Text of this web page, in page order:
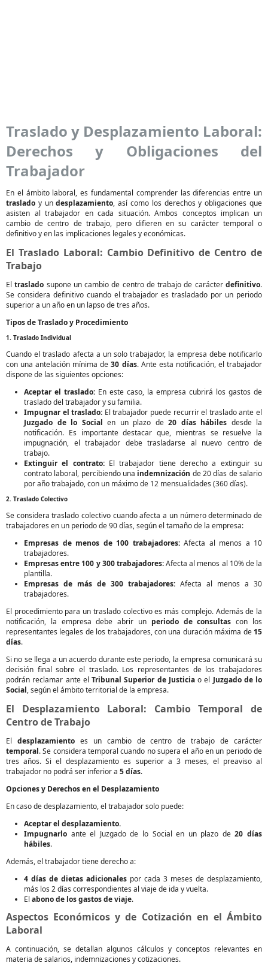
Traslado y Desplazamiento Laboral:
Derechos y Obligaciones del
Trabajador
En el ámbito laboral, es fundamental comprender las diferencias entre un
traslado y undesplazamiento, así como los derechos y obligaciones que
asisten al trabajador en cada situación. Ambos conceptos implican un
cambio de centro de trabajo, pero difieren en su carácter temporal o
definitivo y en las implicaciones legales y económicas.
El Traslado Laboral: Cambio Definitivo de Centro de
Trabajo
Eltraslado supone un cambio de centro de trabajo de carácterdefinitivo.
Se considera definitivo cuando el trabajador es trasladado por un periodo
superior a un año en un lapso de tres años.
Tipos de Traslado y Procedimiento
1. Traslado Individual
Cuando el traslado afecta a un solo trabajador, la empresa debe notificarlo
con una antelación mínima de30 días. Ante esta notificación, el trabajador
dispone de las siguientes opciones:
Aceptar el traslado: En este caso, la empresa cubrirá los gastos de
traslado del trabajador y su familia.
Impugnar el traslado: El trabajador puede recurrir el traslado ante el
Juzgado de lo Social en un plazo de 20 días hábiles desde la
notificación. Es importante destacar que, mientras se resuelve la
impugnación, el trabajador debe trasladarse al nuevo centro de
trabajo.
Extinguir el contrato:El trabajador tiene derecho a extinguir su
contrato laboral, percibiendo una indemnización de 20 días de salario
por año trabajado, con un máximo de 12 mensualidades (360 días).
2. Traslado Colectivo
Se considera traslado colectivo cuando afecta a un número determinado de
trabajadores en un periodo de 90 días, según el tamaño de la empresa:
Empresas de menos de 100 trabajadores:Afecta al menos a 10
trabajadores.
Empresas entre 100 y 300 trabajadores:Afecta al menos al 10% de la
plantilla.
Empresas de más de 300 trabajadores: Afecta al menos a 30
trabajadores.
El procedimiento para un traslado colectivo es más complejo. Además de la
notificación, la empresa debe abrir un periodo de consultas con los
representantes legales de los trabajadores, con una duración máxima de 15
días.
Si no se llega a un acuerdo durante este periodo, la empresa comunicará su
decisión final sobre el traslado. Los representantes de los trabajadores
podrán reclamar ante el Tribunal Superior de Justiciao el Juzgado de lo
Social, según el ámbito territorial de la empresa.
El Desplazamiento Laboral: Cambio Temporal de
Centro de Trabajo
El desplazamientoes un cambio de centro de trabajo de carácter
temporal. Se considera temporal cuando no supera el año en un periodo de
tres años. Si el desplazamiento es superior a 3 meses, el preaviso al
trabajador no podrá ser inferior a 5 días.
Opciones y Derechos en el Desplazamiento
En caso de desplazamiento, el trabajador solo puede:
Aceptar el desplazamiento.
Impugnarlo ante el Juzgado de lo Social en un plazo de20 días
hábiles.
Además, el trabajador tiene derecho a:
4 días de dietas adicionales por cada 3 meses de desplazamiento,
más los 2 días correspondientes al viaje de ida y vuelta.
El abono de los gastos de viaje.
Aspectos Económicos y de Cotización en el Ámbito
Laboral
A continuación, se detallan algunos cálculos y conceptos relevantes en
materia de salarios, indemnizaciones y cotizaciones.